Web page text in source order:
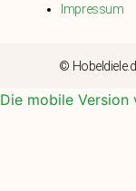
Impressum
©
Die mobile Version